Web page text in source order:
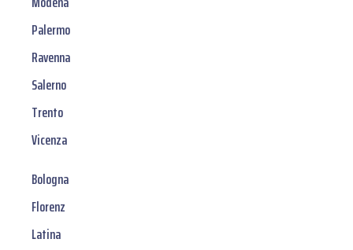
Palermo
Ravenna
Salerno
Trento
Vicenza
Bologna
Florenz
Latina